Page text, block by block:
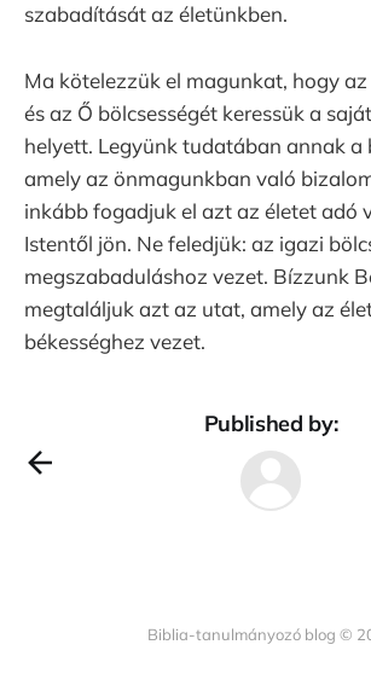
szabadítását az életünkben.
Ma kötelezzük el magunkat, hogy
és az Ő bölcsességét keressük a
helyett. Legyünk tudatában annak a
amely az önmagunkban való
inkább fogadjuk el azt az életet adó
Istentől jön. Ne feledjük: az igazi
megszabaduláshoz vezet. Bízzunk
megtaláljuk azt az utat, amely az
békességhez vezet.
Published by:
Biblia-tanulmányozó blog ©